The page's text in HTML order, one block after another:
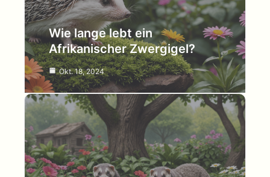
Wie lange lebt ein
Afrikanischer Zwergigel?
Okt. 18, 2024